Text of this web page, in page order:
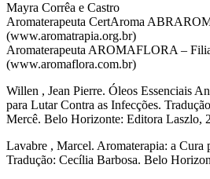
Mayra Corrêa e Castro
Aromaterapeuta CertAroma
(www.aromatrapia.org.br)
Aromaterapeuta AROMAFLORA –
(www.aromaflora.com.br)
Willen , Jean Pierre. Óleos Essenciais
para Lutar Contra as Infecções.
Mercê. Belo Horizonte: Editora Laszlo,
Lavabre , Marcel. Aromaterapia: a Cura
Tradução: Cecília Barbosa. Belo